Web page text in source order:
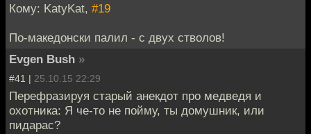
Кому: KatyKat, #19
По-македонски палил - с двух стволов!
Evgen Bush »
#41 | 25.10.15 22:29
Перефразируя старый анекдот про медведя и
охотника: Я че-то не пойму, ты домушник, или
пидарас?